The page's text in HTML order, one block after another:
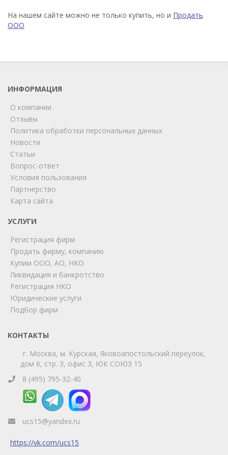
На нашем сайте можно не только купить, но и Продать
ООО
ИНФОРМАЦИЯ
О компании
Отзывы
Политика обработки персональных данных
Новости
Статьи
Вопрос-ответ
Условия пользования
Партнерство
Карта сайта
УСЛУГИ
Регистрация фирм
Продать фирму, компанию
Купим ООО, АО, НКО
Ликвидация и банкротство
Регистрация НКО
Юридические услуги
Подбор фирм
КОНТАКТЫ
г. Москва, м. Курская, Яковоапостольский переулок,
дом 6, стр. 3, офис 3, ЮК СОЮЗ 15
8 (495) 795-32-40
ucs15@yandex.ru
https://vk.com/ucs15
Мы на связи!
Позвоните нам или свяжитесь с нами через любой
удобный мессенджер!
Telegram
Телефон